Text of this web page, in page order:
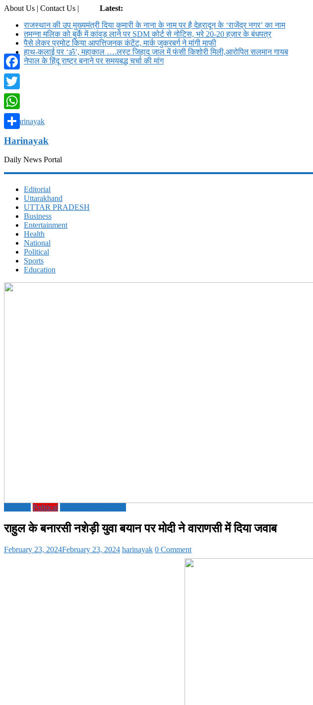
About Us | Contact Us |
Latest:
राजस्थान की उप मुख्यमंत्री दिया कुमारी के नाना के नाम पर है देहरादून के ‘राजेंद्र नगर’ का नाम
तमन्ना मलिक को बुर्के में कांवड़ लाने पर SDM कोर्ट से नोट‍िस, भरे 20-20 हज़ार के बंधपत्र
पैसे लेकर प्रमोट क‍िया आपत्तिजनक कंटेंट, मार्क जुकरबर्ग ने मांगी माफी
हाथ-कलाई पर ‘ॐ’, महाकाल ….लस्ट जिहाद जाल में फंसी किशोरी मिली,आरोपित सलमान गायब
नेपाल के हिंदू राष्ट्र बनाने पर समयबद्ध चर्चा की मांग
Harinayak
Daily News Portal
Editorial
Uttarakhand
UTTAR PRADESH
Business
Entertainment
Health
National
Political
Sports
Education
Political
राहुल के बनारसी नशेड़ी युवा बयान पर मोदी ने वाराणसी में दिया जवाब
February 23, 2024February 23, 2024 harinayak 0 Comment
Facebook
Twitter
WhatsApp
Share